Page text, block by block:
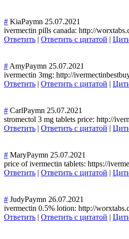
# KiaPaymn 25.07.2021
ivermectin pills canada: http://
Ответить | Ответить с цитатой |
#AmyPaymn 25.07.2021
ivermectin 3mg: http://
Ответить | Ответить с цитатой |
# CarlPaymn 25.07.2021
stromectol 3 mg tablets price: http://
Ответить | Ответить с цитатой |
# MaryPaymn 25.07.2021
price of ivermectin tablets: https://
Ответить | Ответить с цитатой |
# JudyPaymn 26.07.2021
ivermectin 0.5% lotion: http://
Ответить | Ответить с цитатой |